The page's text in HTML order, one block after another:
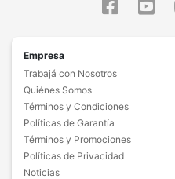
Empresa
Trabajá con Nosotros
Quiénes Somos
Términos y Condiciones
Políticas de Garantía
Términos y Promociones
Políticas de Privacidad
Noticias